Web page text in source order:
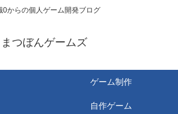
0からの個人ゲーム開発ブログ
まつぼんゲームズ
ゲーム制作
自作ゲーム